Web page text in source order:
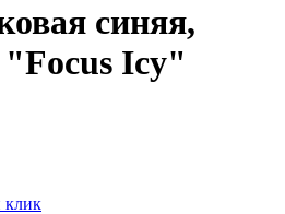
синяя,
Icy"
клик